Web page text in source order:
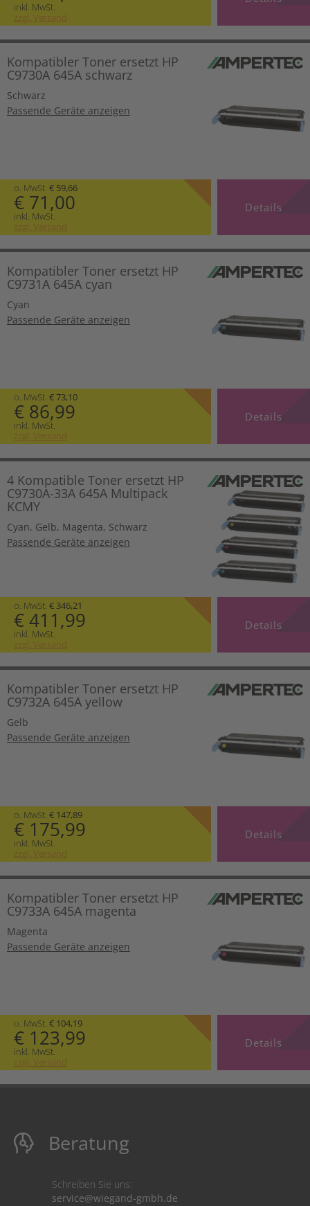
inkl. MwSt.
zzgl. Versand
Kompatibler Toner ersetzt HP
C9730A 645A schwarz
Schwarz
Passende Geräte anzeigen
o. MwSt. € 59,66
€ 71,00
inkl. MwSt.
zzgl. Versand
Details
Kompatibler Toner ersetzt HP
C9731A 645A cyan
Cyan
Passende Geräte anzeigen
o. MwSt. € 73,10
€ 86,99
inkl. MwSt.
zzgl. Versand
Details
4 Kompatible Toner ersetzt HP
C9730A-33A 645A Multipack
KCMY
Cyan, Gelb, Magenta, Schwarz
Passende Geräte anzeigen
o. MwSt. € 346,21
€ 411,99
inkl. MwSt.
zzgl. Versand
Details
Kompatibler Toner ersetzt HP
C9732A 645A yellow
Gelb
Passende Geräte anzeigen
o. MwSt. € 147,89
€ 175,99
inkl. MwSt.
zzgl. Versand
Details
Kompatibler Toner ersetzt HP
C9733A 645A magenta
Magenta
Passende Geräte anzeigen
o. MwSt. € 104,19
€ 123,99
inkl. MwSt.
zzgl. Versand
Details
Beratung
Schreiben Sie uns:
service@wiegand-gmbh.de